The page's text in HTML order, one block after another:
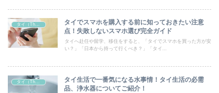
タイ（Thailand）
タイでスマホを購入する前に知っておきたい注意
点！失敗しないスマホ選び完全ガイド
タイへ赴任や留学、移住をすると、「タイでスマホを買った方が安
い？」「日本から持って行くべき？」「タイ...
タイ（Thailand）
タイ生活で一番気になる水事情！タイ生活の必需
品、浄水器についてご紹介！